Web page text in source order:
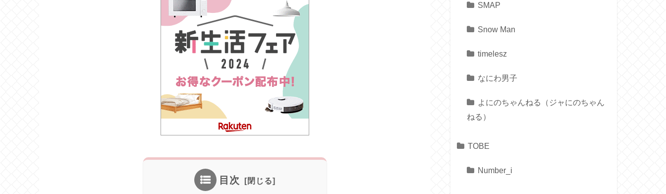
目次
SMAP
Snow Man
timelesz
なにわ男子
よにのちゃんねる（ジャにのちゃん
ねる）
TOBE
Number_i